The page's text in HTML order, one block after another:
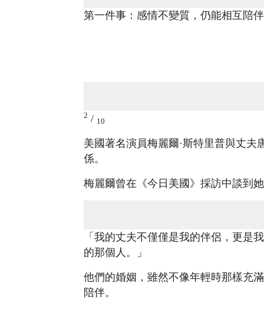
第一件事：感情不變質，仍能相互陪伴
2 / 10
美國著名演員梅麗爾·斯特里普與丈夫
係。
梅麗爾曾在《今日美國》採訪中談到
「我的丈夫不僅僅是我的伴侶，更是
的那個人。」
他們的婚姻，雖然不像年輕時那樣充
陪伴。